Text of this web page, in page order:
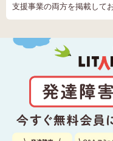
支援事業の両方を掲載してお